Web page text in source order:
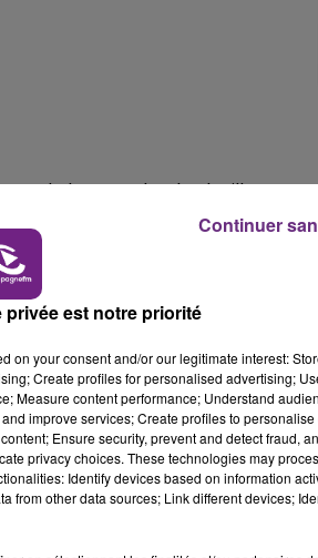
de la Gare de Charleville-
à Romilly-sur-Seine.
la Paix.
Champagne FM
est notre priorité
on your consent and/or our legitimate interest:
Create profiles for personalised advertising;
Measure content performance; Understand
improve services; Create profiles to
Ensure security, prevent and detect fraud,
privacy choices. These technologies may
Identify devices based on information
from other data sources; Link different devices;
Continuer